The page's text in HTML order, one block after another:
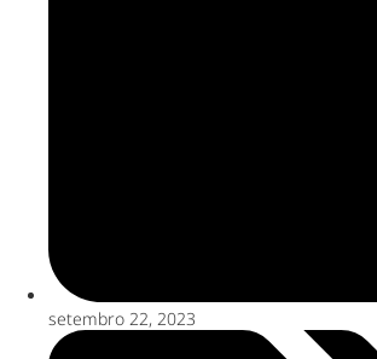
setembro 22, 2023